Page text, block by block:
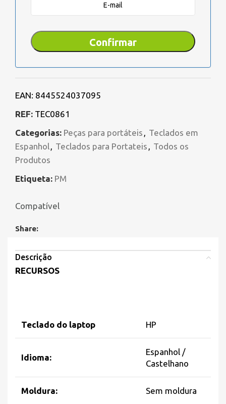
EAN: 8445524037095
REF: TEC0861
Categorias: Peças para portáteis , Teclados em
Espanhol, Teclados para Portateis , Todos os
Produtos
Etiqueta: PM
Compatível
Share:
Descrição
RECURSOS
Teclado do laptop HP
Idioma:
Espanhol /
Castelhano
Moldura: Sem moldura